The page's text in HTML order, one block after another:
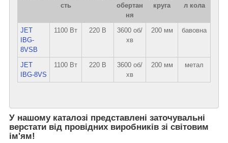
сть
обертан
ня
круга
л кола
JET
IBG-
8VSB
1100 Вт 220 В
3600 об/
хв
200 мм бавовна
JET
IBG-8VS
1100 Вт 220 В
3600 об/
хв
200 мм метал
У нашому каталозі представлені заточувальні
верстати від провідних виробників зі світовим
ім'ям!